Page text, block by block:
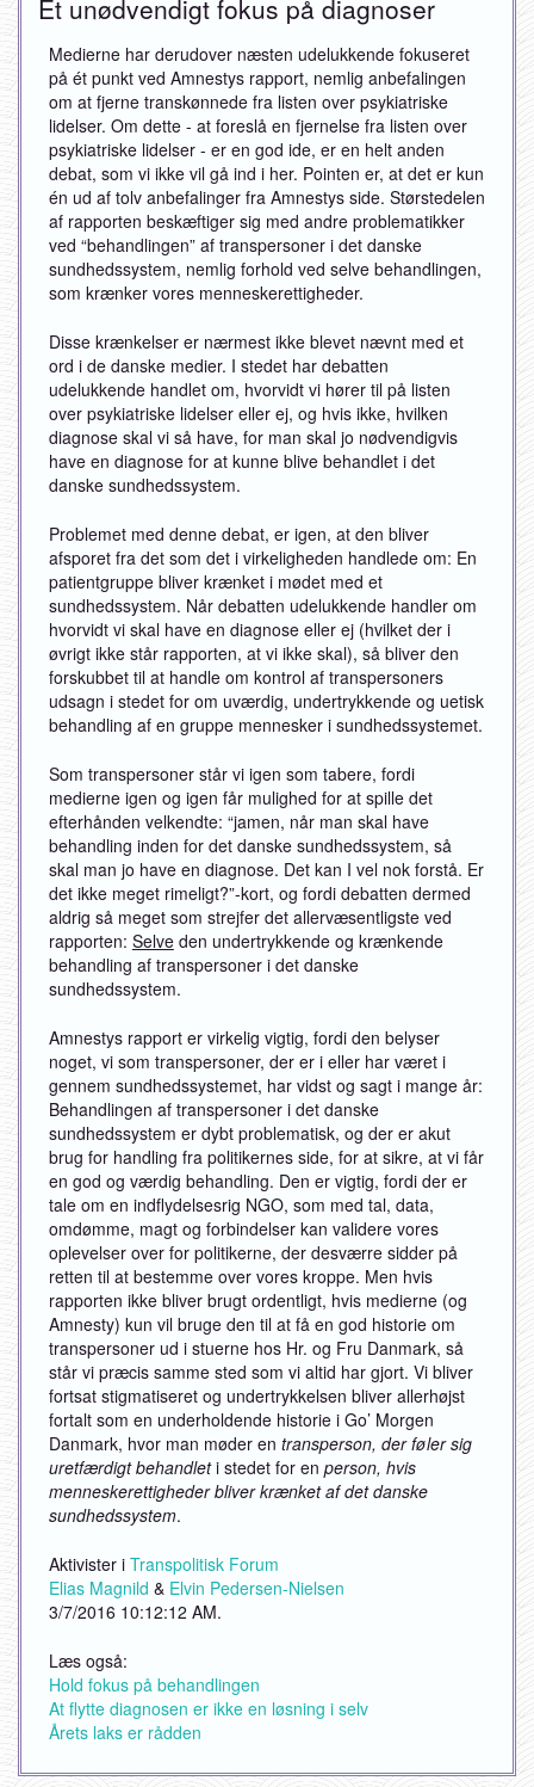
Et unødvendigt fokus på diagnoser
Medierne har derudover næsten udelukkende fokuseret
på ét punkt ved Amnestys rapport, nemlig anbefalingen
om at fjerne transkønnede fra listen over psykiatriske
lidelser. Om dette - at foreslå en fjernelse fra listen over
psykiatriske lidelser - er en god ide, er en helt anden
debat, som vi ikke vil gå ind i her. Pointen er, at det er kun
én ud af tolv anbefalinger fra Amnestys side. Størstedelen
af rapporten beskæftiger sig med andre problematikker
ved “behandlingen” af transpersoner i det danske
sundhedssystem, nemlig forhold ved selve behandlingen,
som krænker vores menneskerettigheder.
Disse krænkelser er nærmest ikke blevet nævnt med et
ord i de danske medier. I stedet har debatten
udelukkende handlet om, hvorvidt vi hører til på listen
over psykiatriske lidelser eller ej, og hvis ikke, hvilken
diagnose skal vi så have, for man skal jo nødvendigvis
have en diagnose for at kunne blive behandlet i det
danske sundhedssystem.
Problemet med denne debat, er igen, at den bliver
afsporet fra det som det i virkeligheden handlede om: En
patientgruppe bliver krænket i mødet med et
sundhedssystem. Når debatten udelukkende handler om
hvorvidt vi skal have en diagnose eller ej (hvilket der i
øvrigt ikke står rapporten, at vi ikke skal), så bliver den
forskubbet til at handle om kontrol af transpersoners
udsagn i stedet for om uværdig, undertrykkende og uetisk
behandling af en gruppe mennesker i sundhedssystemet.
Som transpersoner står vi igen som tabere, fordi
medierne igen og igen får mulighed for at spille det
efterhånden velkendte: “jamen, når man skal have
behandling inden for det danske sundhedssystem, så
skal man jo have en diagnose. Det kan I vel nok forstå. Er
det ikke meget rimeligt?”-kort, og fordi debatten dermed
aldrig så meget som strejfer det allervæsentligste ved
rapporten: Selveden undertrykkende og krænkende
behandling af transpersoner i det danske
sundhedssystem.
Amnestys rapport er virkelig vigtig, fordi den belyser
noget, vi som transpersoner, der er i eller har været i
gennem sundhedssystemet, har vidst og sagt i mange år:
Behandlingen af transpersoner i det danske
sundhedssystem er dybt problematisk, og der er akut
brug for handling fra politikernes side, for at sikre, at vi får
en god og værdig behandling. Den er vigtig, fordi der er
tale om en indflydelsesrig NGO, som med tal, data,
omdømme, magt og forbindelser kan validere vores
oplevelser over for politikerne, der desværre sidder på
retten til at bestemme over vores kroppe. Men hvis
rapporten ikke bliver brugt ordentligt, hvis medierne (og
Amnesty) kun vil bruge den til at få en god historie om
transpersoner ud i stuerne hos Hr. og Fru Danmark, så
står vi præcis samme sted som vi altid har gjort. Vi bliver
fortsat stigmatiseret og undertrykkelsen bliver allerhøjst
fortalt som en underholdende historie i Go’ Morgen
Danmark, hvor man møder en transperson, der føler sig
uretfærdigt behandleti stedet for en person, hvis
menneskerettigheder bliver krænket af det danske
sundhedssystem.
Aktivister i Transpolitisk Forum
Elias Magnild & Elvin Pedersen-Nielsen
3/7/2016 10:12:12 AM.
Læs også:
Hold fokus på behandlingen
At flytte diagnosen er ikke en løsning i selv
Årets laks er rådden